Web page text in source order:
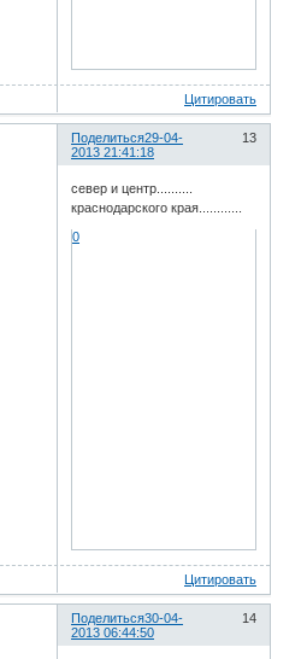
Цитировать
Поделиться 13
29-04-
2013 21:41:18
север и центр..........
краснодарского края............
0
Цитировать
Поделиться 14
30-04-
2013 06:44:50